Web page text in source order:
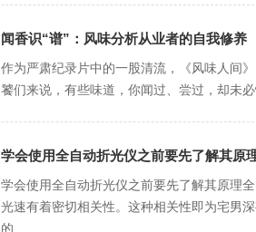
闻香识“谱”：风味分析从业者的自我修养
作为严肃纪录片中的一股清流，《风味人间
饕们来说，有些味道，你闻过、尝过，却
学会使用全自动折光仪之前要先了解其原
学会使用全自动折光仪之前要先了解其原理全
光速有着密切相关性。这种相关性即为宅男
的...